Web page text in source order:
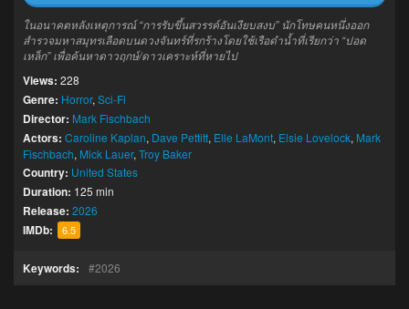
ในอนาคตหลังเหตุการณ์ “การรับขึ้นสวรรค์อันเงียบสงบ” นักโทษคนหนึ่งออก
สำรวจมหาสมุทรเลือดบนดวงจันทร์ที่รกร้างโดยใช้เรือดำน้ำที่เรียกว่า “ปอด
เหล็ก” เพื่อค้นหาดาวฤกษ์/ดาวเคราะห์ที่หายไป
Views: 228
Genre: Horror,Sci-Fi
Director: Mark Fischbach
Actors: Caroline Kaplan, Dave Pettitt, Elle LaMont, Elsie Lovelock, Mark
Fischbach, Mick Lauer,Troy Baker
Country: United States
Duration: 125 min
Release: 2026
IMDb: 6.5
Keywords: 2026